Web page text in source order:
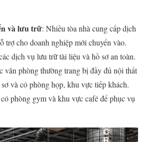
và lưu trữ: Nhiều tòa nhà cung cấp dịch
trợ cho doanh nghiệp mới chuyển vào.
dịch vụ lưu trữ tài liệu và hồ sơ an toàn.
văn phòng thường trang bị đầy đủ nội thất
và có phòng họp, khu vực tiếp khách.
phòng gym và khu vực café để phục vụ